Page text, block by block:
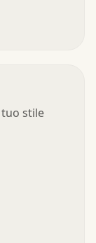
stile